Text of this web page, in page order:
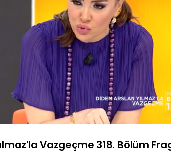
Yüklendi:
100.00%
Vazgeçme 318. Bölüm